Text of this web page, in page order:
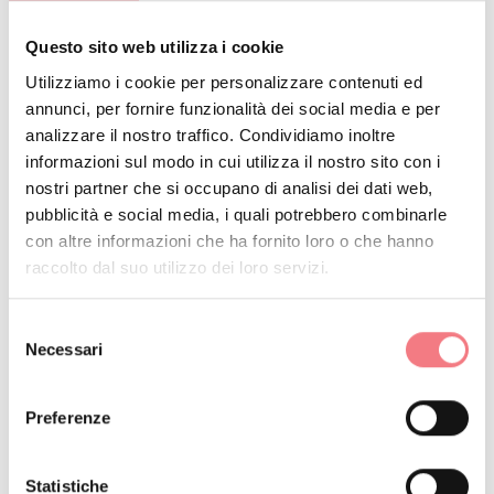
Questo sito web utilizza i cookie
Utilizziamo i cookie per personalizzare contenuti ed
annunci, per fornire funzionalità dei social media e per
analizzare il nostro traffico. Condividiamo inoltre
informazioni sul modo in cui utilizza il nostro sito con i
nostri partner che si occupano di analisi dei dati web,
pubblicità e social media, i quali potrebbero combinarle
con altre informazioni che ha fornito loro o che hanno
raccolto dal suo utilizzo dei loro servizi.
delNecessari
Preferenze
Statistiche
Ci si trova in un ambiente naturale che
esige rispetto:
Divieto di raccolta di fiori
Divieto di balneazione
gettali negli appositi spazi (anche i
le mascherine e il rifiuto umido)